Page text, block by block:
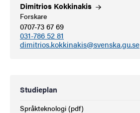
Dimitrios Kokkinakis
Forskare
0707-73 67 69
031-786 52 81
dimitrios.kokkinakis@svenska.gu.se
Studieplan
Språkteknologi (pdf)